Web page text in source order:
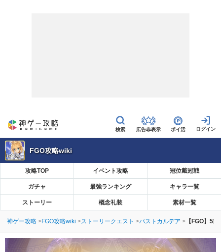
広告非表示 ポイ活
FGO攻略wiki
攻略TOP イベント攻略 冠位戴冠戦
ガチャ 最強ランキング キャラ一覧
ストーリー 概念礼装 素材一覧
神ゲー攻略 FGO攻略wiki ストーリークエスト パストカルデア 【FGO】5